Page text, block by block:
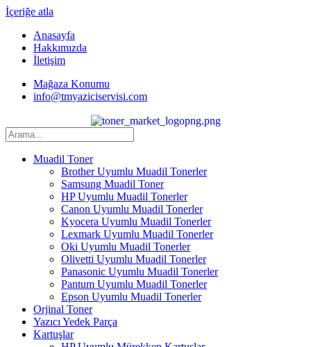
İçeriğe atla
Anasayfa
Hakkımızda
İletişim
Mağaza Konumu
info@tmyaziciservisi.com
Muadil Toner
Brother Uyumlu Muadil Tonerler
Samsung Muadil Toner
HP Uyumlu Muadil Tonerler
Canon Uyumlu Muadil Tonerler
Kyocera Uyumlu Muadil Tonerler
Lexmark Uyumlu Muadil Tonerler
Oki Uyumlu Muadil Tonerler
Olivetti Uyumlu Muadil Tonerler
Panasonic Uyumlu Muadil Tonerler
Pantum Uyumlu Muadil Tonerler
Epson Uyumlu Muadil Tonerler
Orjinal Toner
Yazıcı Yedek Parça
Kartuşlar